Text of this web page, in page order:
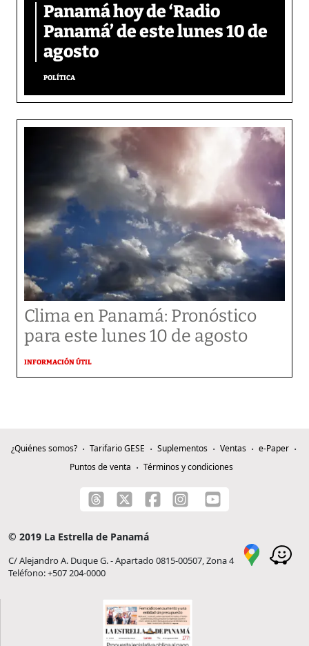
Panamá hoy de ‘Radio
Panamá’ de este lunes 10 de
agosto
POLÍTICA
Clima en Panamá: Pronóstico
para este lunes 10 de agosto
INFORMACIÓN ÚTIL
¿Quiénes somos? Tarifario GESE Suplementos Ventas
e-Paper
Puntos de venta
Términos y condiciones
© 2019 La Estrella de Panamá
C/ Alejandro A. Duque G. - Apartado 0815-00507, Zona 4
Teléfono: +507 204-0000